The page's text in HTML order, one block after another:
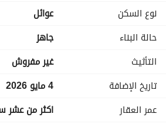
المميزات:
موقع زاوية مميز يضمن إضاءة طبيعية
تصميم واسع يناسب العائلات الكبيرة
توفر الكهرباء بشكل مستمر
إمدادات مياه موثوقة
نوع السكن
عوائل
حالة البناء
جاهز
التأثيث
غير مفروش
تاريخ الإضافة
4 مايو 2026
عمر العقار
اكثر من عشر